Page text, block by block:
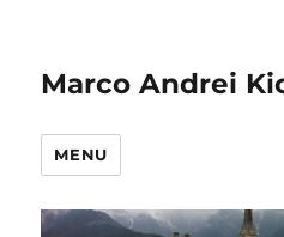
Marco Andrei
MENU